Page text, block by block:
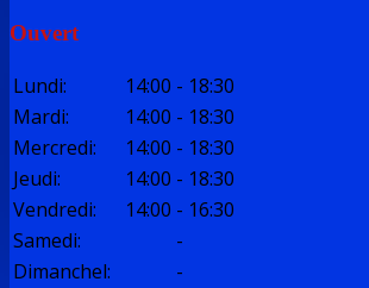
Ouvert
Lundi: 14:00 - 18:30
Mardi: 14:00 - 18:30
Mercredi: 14:00 - 18:30
Jeudi: 14:00 - 18:30
Vendredi: 14:00 - 16:30
Samedi:
-
Dimanchel:
-